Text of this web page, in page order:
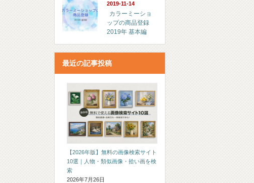
2019-11-14
カラーミーショ
ップの商品登録
2019年 基本編
最近の記事投稿
【2026年版】無料の画像検索サイト
10選｜人物・類似画像・拾い画を検
索
2026年7月26日